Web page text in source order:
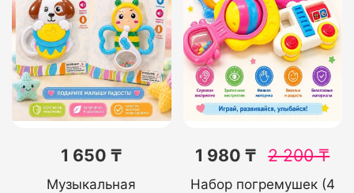
1 650 ₸
Музыкальная
1 980 ₸ 2 200₸
Набор погремушек (4